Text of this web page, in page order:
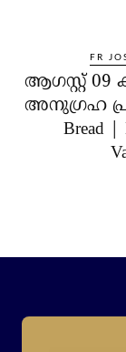
FR
ആഗസ്റ്റ്
അനുഗ്രഹ
Bread |